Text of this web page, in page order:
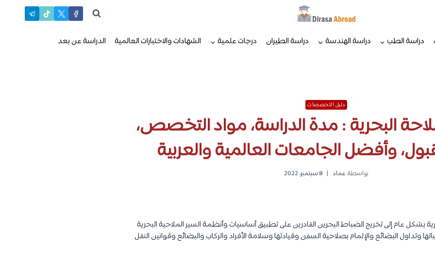
دراسة الطب دراسة الهندسة دراسة الطيران درجات علمية الشهادات والاختبارات العالمية الدراسة عن بعد
دليل التخصصات
البحرية : مدة الدراسة، مواد التخصص،
وأفضل الجامعات العالمية والعربية
بواسطة عماد 8 سبتمبر، 2022
عام إلى تخريج الضباط البحرين القادرين على تطبيق أساسيات وأنظمة السير الملاحية البحرية
وتداول البضائع والإلمام بصلاحية السفن وقيادتها وسلامة الأفراد والركاب والبضائع وقوانين النقل